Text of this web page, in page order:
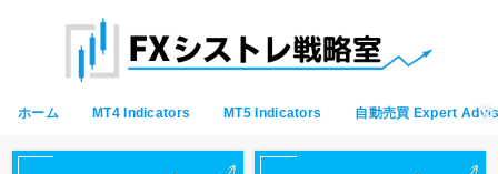
ホーム MT4 Indicators MT5 Indicators 自動売買 Expert